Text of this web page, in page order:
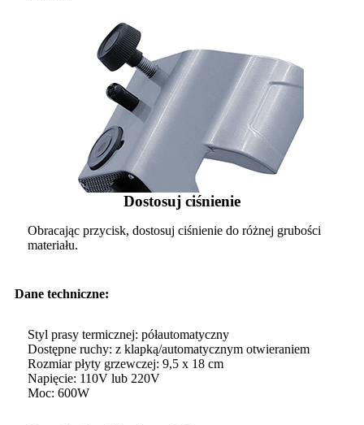
Dostosuj ciśnienie
Obracając przycisk, dostosuj ciśnienie do różnej grubości
materiału.
Dane techniczne:
Styl prasy termicznej: półautomatyczny
Dostępne ruchy: z klapką/automatycznym otwieraniem
Rozmiar płyty grzewczej: 9,5 x 18 cm
Napięcie: 110V lub 220V
Moc: 600W